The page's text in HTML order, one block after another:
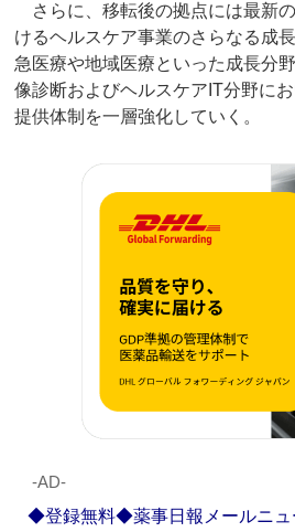
さらに、移転後の拠点には最新
けるヘルスケア事業のさらなる成
急医療や地域医療といった成長分
像診断およびヘルスケアIT分野に
提供体制を一層強化していく。
‐AD‐
◆登録無料◆薬事日報メールニ